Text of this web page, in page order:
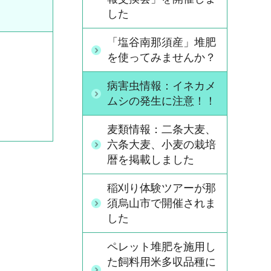
した
「塩谷南那須産」堆肥
を使ってみませんか？
病害虫情報：イネカメ
ムシの発生に注意！！
麦類情報：二条大麦、
六条大麦、小麦の栽培
暦を掲載しました
稲刈り体験ツアーが那
須烏山市で開催されま
した
ペレット堆肥を施用し
た飼料用米多収品種に